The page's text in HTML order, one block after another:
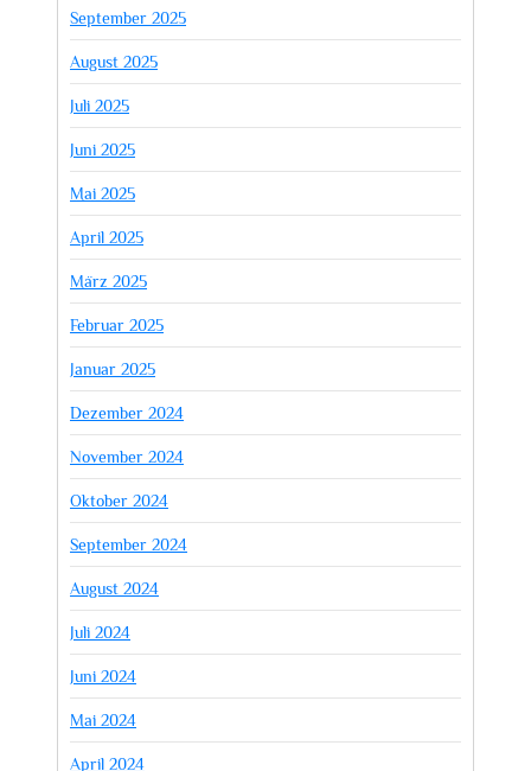
September 2025
August 2025
Juli 2025
Juni 2025
Mai 2025
April 2025
März 2025
Februar 2025
Januar 2025
Dezember 2024
November 2024
Oktober 2024
September 2024
August 2024
Juli 2024
Juni 2024
Mai 2024
April 2024